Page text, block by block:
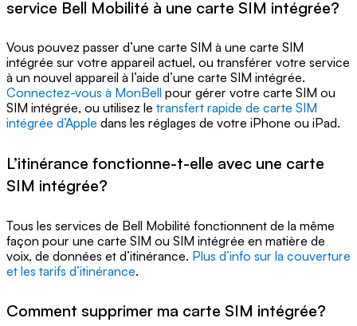
service Bell Mobilité à une carte SIM intégrée?
Vous pouvez passer d’une carte SIM à une carte SIM
intégrée sur votre appareil actuel, ou transférer votre service
à un nouvel appareil à l’aide d’une carte SIM intégrée.
Connectez-vous à MonBell pour gérer votre carte SIM ou
SIM intégrée, ou utilisez le transfert rapide de carte SIM
intégrée d’Apple dans les réglages de votre iPhone ou iPad.
L’itinérance fonctionne-t-elle avec une carte
SIM intégrée?
Tous les services de Bell Mobilité fonctionnent de la même
façon pour une carte SIM ou SIM intégrée en matière de
voix, de données et d’itinérance. Plus d’info sur la couverture
et les tarifs d’itinérance.
Comment supprimer ma carte SIM intégrée?